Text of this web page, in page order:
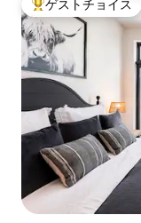
大好評のゲストチ
ゲストチョイス